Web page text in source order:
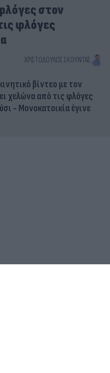
στον
φλόγες
ΧΡΙΣΤΌΔΟΥΛΟΣ ΣΚΟΎΝΤΑΣ
βίντεο με τον
χελώνα από τις φλόγες
- Μονοκατοικία έγινε